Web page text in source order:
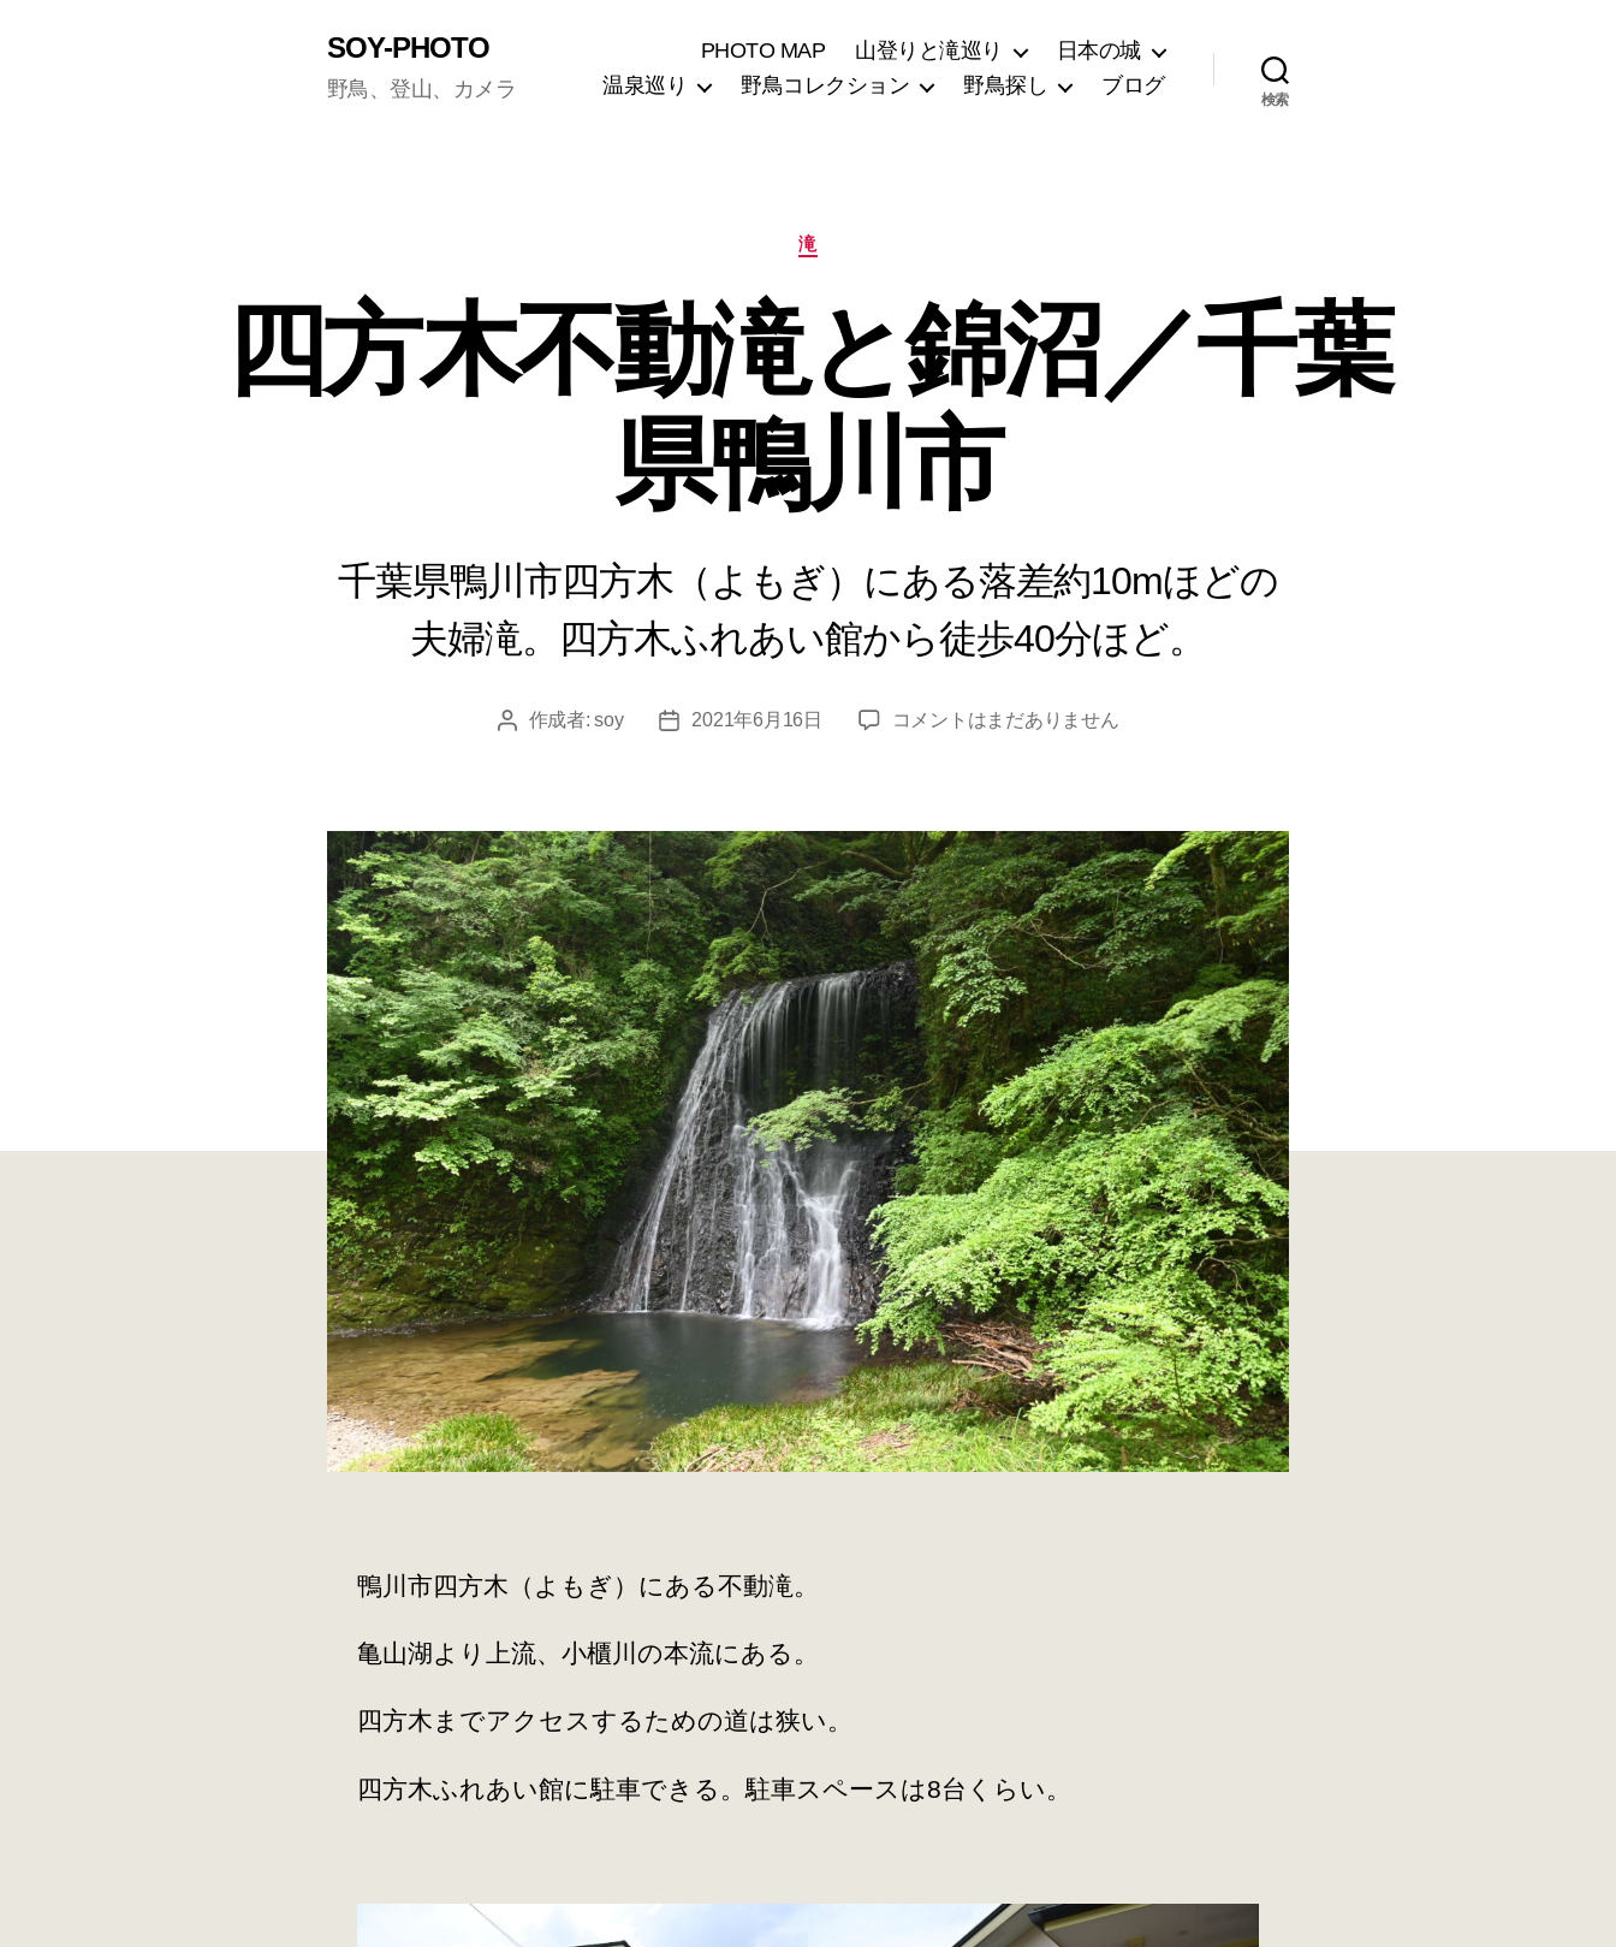
SOY-PHOTO
野鳥、登山、カメラ
PHOTO MAP 山登りと滝巡り
日本の城
温泉巡り
野鳥コレクション 野鳥探し ブログ
検索
カ
テ
滝
四方木不動滝と錦沼／千葉
県鴨川市
千葉県鴨川市四方木（よもぎ）にある落差約10mほどの
夫婦滝。四方木ふれあい館から徒歩40分ほど。
投 作成者:soy
投
2021年6月16日
四
動
滝
と
錦
沼
／
千
葉
県
鴨
川
市
へ
の
コメントはまだありません
鴨川市四方木（よもぎ）にある不動滝。
亀山湖より上流、小櫃川の本流にある。
四方木までアクセスするための道は狭い。
四方木ふれあい館に駐車できる。駐車スペースは8台くらい。